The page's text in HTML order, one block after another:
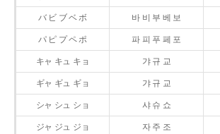
バ ビ ブ ベ ボ 바 비 부 베 보
パ ピ プ ペ ポ 파 피 푸 페 포
キャ キュ キョ 갸 규 교
ギャ ギュ ギョ 갸 규 교
シャ シュ ショ 샤 슈 쇼
ジャ ジュ ジョ 자 주 조